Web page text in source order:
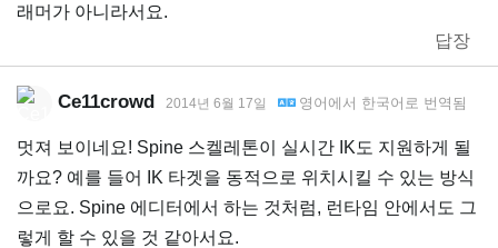
래머가 아니라서요.
답장
Ce11crowd 2014년 6월 17일 영어 에서 한국어 로 번역됨
멋져 보이네요! Spine 스켈레톤이 실시간 IK도 지원하게 될
까요? 예를 들어 IK 타겟을 동적으로 위치시킬 수 있는 방식
으로요. Spine 에디터에서 하는 것처럼, 런타임 안에서도 그
렇게 할 수 있을 것 같아서요.